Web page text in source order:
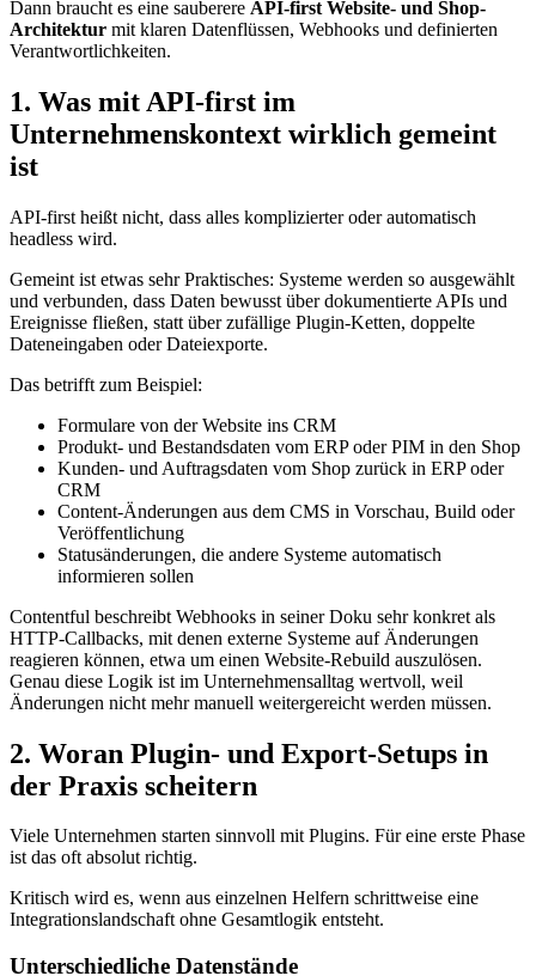
Dann braucht es eine sauberere API-first Website- und Shop-
Architektur mit klaren Datenflüssen, Webhooks und definierten
Verantwortlichkeiten.
1. Was mit API-first im
Unternehmenskontext wirklich gemeint
ist
API-first heißt nicht, dass alles komplizierter oder automatisch
headless wird.
Gemeint ist etwas sehr Praktisches: Systeme werden so ausgewählt
und verbunden, dass Daten bewusst über dokumentierte APIs und
Ereignisse fließen, statt über zufällige Plugin-Ketten, doppelte
Dateneingaben oder Dateiexporte.
Das betrifft zum Beispiel:
Formulare von der Website ins CRM
Produkt- und Bestandsdaten vom ERP oder PIM in den Shop
Kunden- und Auftragsdaten vom Shop zurück in ERP oder
CRM
Content-Änderungen aus dem CMS in Vorschau, Build oder
Veröffentlichung
Statusänderungen, die andere Systeme automatisch
informieren sollen
Contentful beschreibt Webhooks in seiner Doku sehr konkret als
HTTP-Callbacks, mit denen externe Systeme auf Änderungen
reagieren können, etwa um einen Website-Rebuild auszulösen.
Genau diese Logik ist im Unternehmensalltag wertvoll, weil
Änderungen nicht mehr manuell weitergereicht werden müssen.
2. Woran Plugin- und Export-Setups in
der Praxis scheitern
Viele Unternehmen starten sinnvoll mit Plugins. Für eine erste Phase
ist das oft absolut richtig.
Kritisch wird es, wenn aus einzelnen Helfern schrittweise eine
Integrationslandschaft ohne Gesamtlogik entsteht.
Unterschiedliche Datenstände